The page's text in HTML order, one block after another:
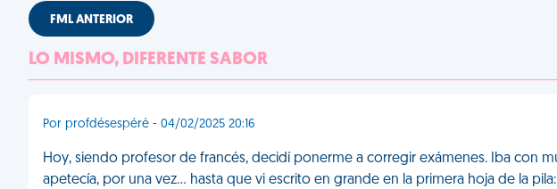
FML ANTERIOR
LO MISMO, DIFERENTE SABOR
Por profdésespéré - 04/02/2025 20:16
Hoy, siendo profesor de francés, decidí ponerme a corregir exámenes. Iba con
apetecía, por una vez... hasta que vi escrito en grande en la primera hoja de la pila: